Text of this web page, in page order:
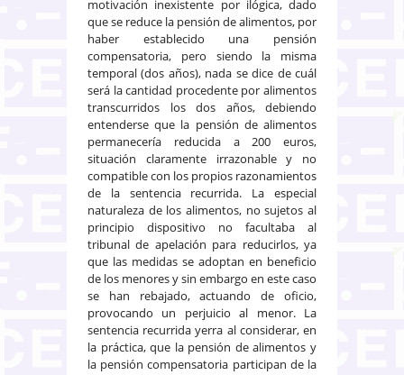
motivación inexistente por ilógica, dado
que se reduce la pensión de alimentos, por
haber establecido una pensión
compensatoria, pero siendo la misma
temporal (dos años), nada se dice de cuál
será la cantidad procedente por alimentos
transcurridos los dos años, debiendo
entenderse que la pensión de alimentos
permanecería reducida a 200 euros,
situación claramente irrazonable y no
compatible con los propios razonamientos
de la sentencia recurrida. La especial
naturaleza de los alimentos, no sujetos al
principio dispositivo no facultaba al
tribunal de apelación para reducirlos, ya
que las medidas se adoptan en beneficio
de los menores y sin embargo en este caso
se han rebajado, actuando de oficio,
provocando un perjuicio al menor. La
sentencia recurrida yerra al considerar, en
la práctica, que la pensión de alimentos y
la pensión compensatoria participan de la